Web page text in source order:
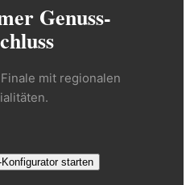
Genuss-
mit regionalen
starten